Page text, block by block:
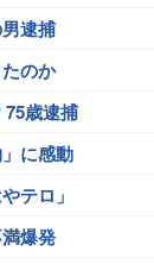
逮捕
のか
歳逮捕
に感動
テロ」
爆発